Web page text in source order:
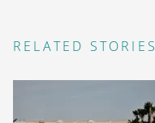
RELATED STORIES